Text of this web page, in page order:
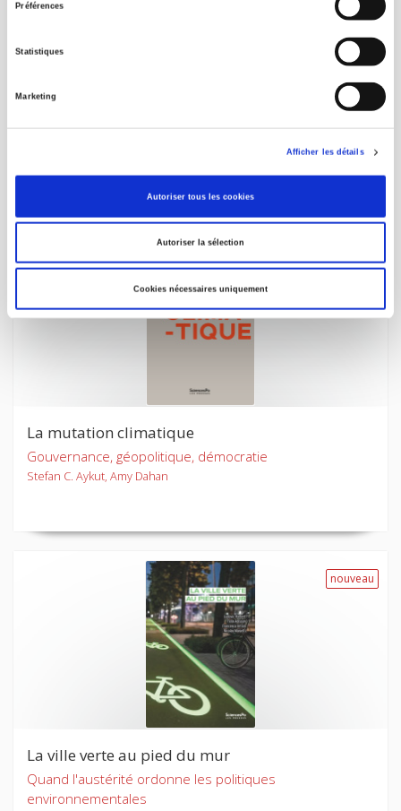
Préférences
Statistiques
Marketing
Afficher les détails
Autoriser tous les cookies
Autoriser la sélection
Cookies nécessaires uniquement
Philippe Descola, Bruno Karsenti
La mutation climatique
Gouvernance, géopolitique, démocratie
Stefan C. Aykut, Amy Dahan
nouveau
La ville verte au pied du mur
Quand l'austérité ordonne les politiques
environnementales